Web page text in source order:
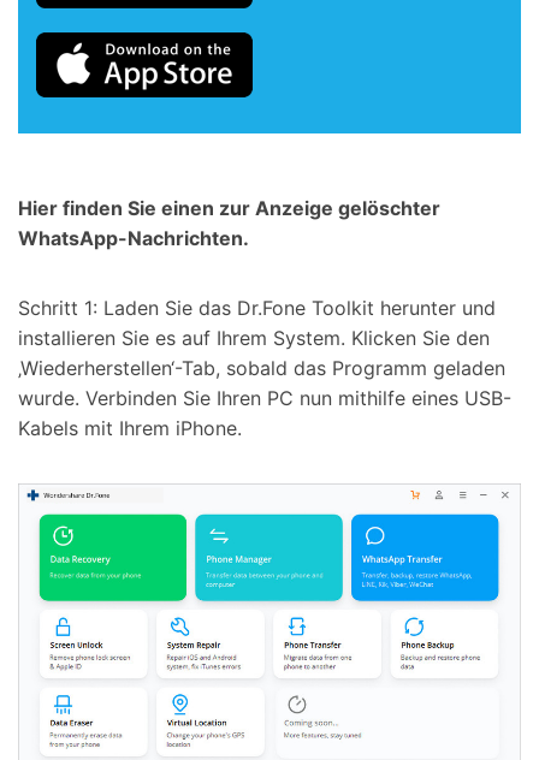
Hier finden Sie einen zur Anzeige gelöschter
WhatsApp-Nachrichten.
Schritt 1: Laden Sie das Dr.Fone Toolkit herunter und
installieren Sie es auf Ihrem System. Klicken Sie den
‚Wiederherstellen‘-Tab, sobald das Programm geladen
wurde. Verbinden Sie Ihren PC nun mithilfe eines USB-
Kabels mit Ihrem iPhone.